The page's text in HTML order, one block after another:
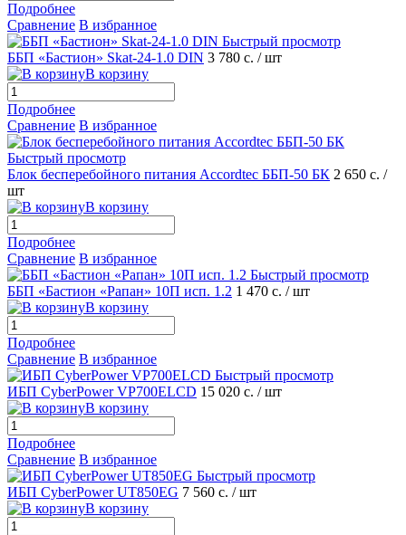
Подробнее
Сравнение В избранное
Быстрый просмотр
ББП «Бастион» Skat-24-1.0 DIN 3 780 с. / шт
В корзину
Подробнее
Сравнение В избранное
Быстрый просмотр
Блок бесперебойного питания Accordtec ББП-50 БК 2 650 с. /
шт
В корзину
Подробнее
Сравнение В избранное
Быстрый просмотр
ББП «Бастион «Рапан» 10П исп. 1.2 1 470 с. / шт
В корзину
Подробнее
Сравнение В избранное
Быстрый просмотр
ИБП CyberPower VP700ELCD 15 020 с. / шт
В корзину
Подробнее
Сравнение В избранное
Быстрый просмотр
ИБП CyberPower UT850EG 7 560 с. / шт
В корзину